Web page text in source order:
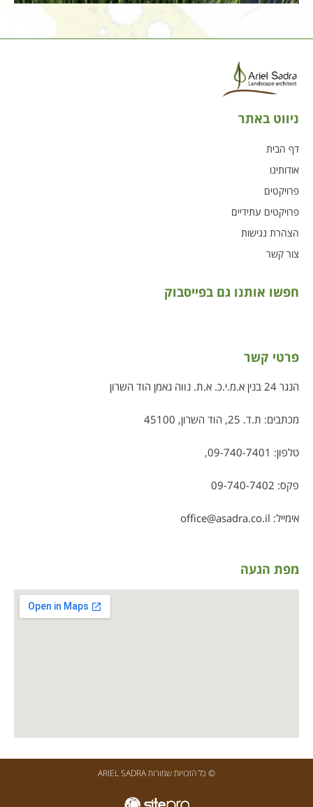
ניווט באתר
דף הבית
אודותינו
פרויקטים
פרויקטים עתידיים
הצהרת נגישות
צור קשר
חפשו אותנו גם בפייסבוק
פרטי קשר
הנגר 24 בנין א.מ.י.כ. א.ת. נווה נאמן הוד השרון
מכתבים: ת.ד. 25, הוד השרון, 45100
טלפון: 09-740-7401
,
פקס: 09-740-7402
אימייל: office@asadra.co.il
מפת הגעה
© כל הזכויות שמורות ARIEL SADRA